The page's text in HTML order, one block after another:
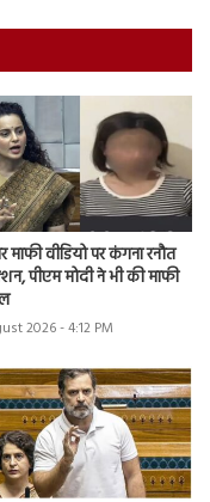
माफी वीडियो पर कंगना रनौत
पीएम मोदी ने भी की माफी
2026 - 4:12 PM